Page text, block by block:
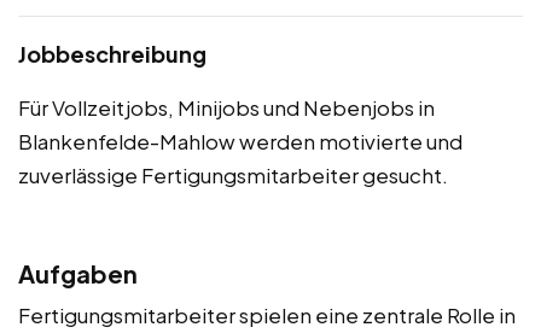
Jobbeschreibung
Für Vollzeitjobs, Minijobs und Nebenjobs in
Blankenfelde-Mahlow werden motivierte und
zuverlässige Fertigungsmitarbeiter gesucht.
Aufgaben
Fertigungsmitarbeiter spielen eine zentrale Rolle in